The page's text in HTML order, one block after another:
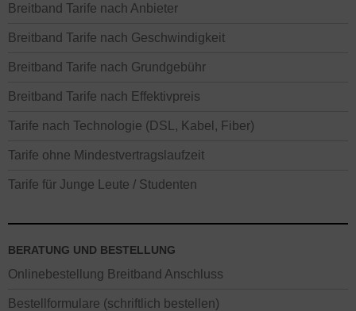
Breitband Tarife nach Anbieter
Breitband Tarife nach Geschwindigkeit
Breitband Tarife nach Grundgebühr
Breitband Tarife nach Effektivpreis
Tarife nach Technologie (DSL, Kabel, Fiber)
Tarife ohne Mindestvertragslaufzeit
Tarife für Junge Leute / Studenten
BERATUNG UND BESTELLUNG
Onlinebestellung Breitband Anschluss
Bestellformulare (schriftlich bestellen)